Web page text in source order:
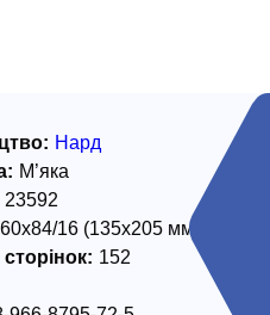
Нард
М’яка
23592
60х84/16 (135х205 мм)
сторінок: 152